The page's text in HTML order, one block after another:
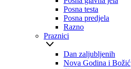
Posna testa
Posna predjela
Razno
Praznici
Dan zaljubljenih
Nova Godina i Božić